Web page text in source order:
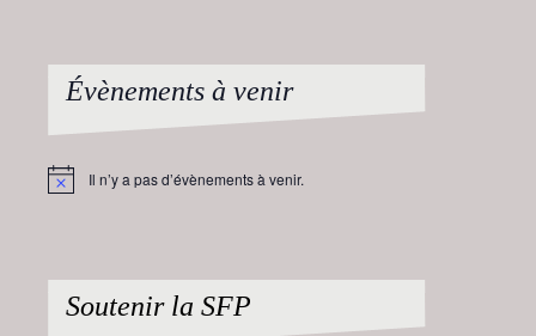
Évènements à venir
Notice Il n’y a pas d’évènements à venir.
Soutenir la SFP